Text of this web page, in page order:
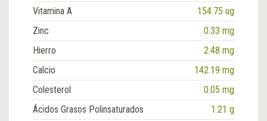
Vitamina A
154.75 ug
Zinc
0.33 mg
Hierro
2.48 mg
Calcio
142.19 mg
Colesterol
0.05 mg
Ácidos Grasos Polinsaturados
1.21 g